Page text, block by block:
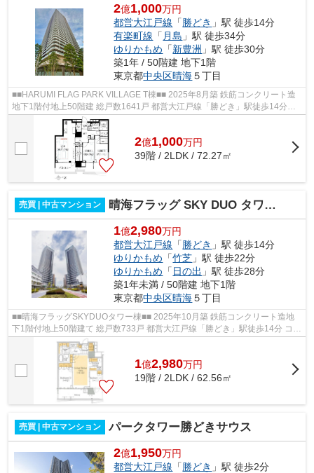
2億1,000万円
都営大江戸線 「 勝どき 」駅 徒歩14分
有楽町線 「 月島 」駅 徒歩34分
ゆりかもめ 「新豊洲 」駅 徒歩30分
築1年 / 50階建 地下1階
東京都中央区晴海５丁目
■■HARUMI FLAG PARK VILLAGE T棟■■ 2025年8月築 鉄筋コンクリート造
地下1階付地上50階建 総戸数1641戸 都営大江戸線「勝どき」駅徒歩14分
【共用施設】 ○ パーティールームガーデン...
2億1,000万円
39階 / 2LDK / 72.27㎡
売買 | 中古マンション 晴海フラッグ SKY DUO タワー棟（Sun Village）
1億2,980万円
都営大江戸線 「 勝どき 」駅 徒歩14分
ゆりかもめ 「竹芝 」駅 徒歩22分
ゆりかもめ 「 日の出 」駅 徒歩28分
築1年未満 / 50階建 地下1階
東京都中央区晴海５丁目
■■晴海フラッグSKYDUOタワー棟■■ 2025年10月築 鉄筋コンクリート造地
下1階付地上50階建て 総戸数733戸 都営大江戸線「勝どき」駅徒歩14分 コン
シェルジュ オートロック 宅配ボック...
1億2,980万円
19階 / 2LDK / 62.56㎡
売買 | 中古マンション パークタワー勝どきサウス
2億1,950万円
都営大江戸線 「勝どき 」駅 徒歩2分